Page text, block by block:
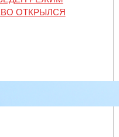
ОТКРЫЛСЯ